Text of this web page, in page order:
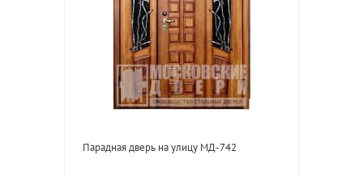
Парадная дверь на улицу МД-742